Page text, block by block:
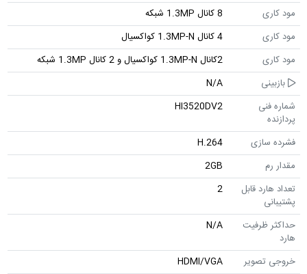
مود کاری
8 کانال 1.3MP شبکه
مود کاری
4 کانال 1.3MP-N کواکسیال
مود کاری
2کانال 1.3MP-N کواکسیال و 2 کانال 1.3MP شبکه
بازبینی
N/A
شماره فنی
پردازنده
HI3520DV2
فشرده سازی
H.264
مقدار رم
2GB
تعداد هارد قابل
پشتیبانی
2
حداکثر ظرفیت
هارد
N/A
خروجی تصویر
HDMI/VGA